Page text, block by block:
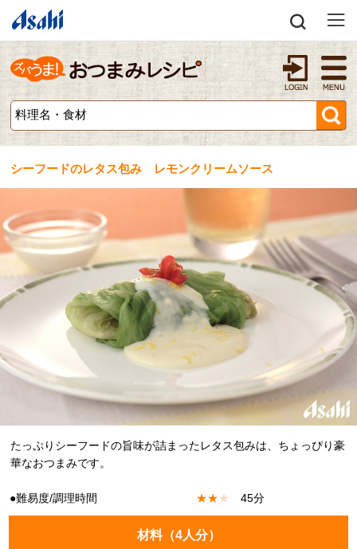
シーフードのレタス包み レモンクリームソース
たっぷりシーフードの旨味が詰まったレタス包みは、ちょっぴり豪
華なおつまみです。
●難易度/調理時間 ★★★ 45分
材料（4人分）